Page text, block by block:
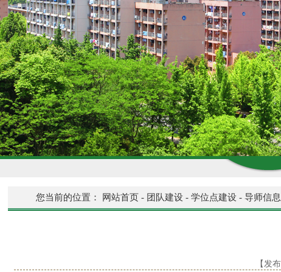
您当前的位置： 网站首页 - 团队建设 - 学位点建设 - 导师信息
【发